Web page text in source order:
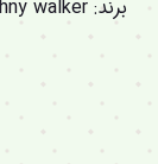
برند: walker